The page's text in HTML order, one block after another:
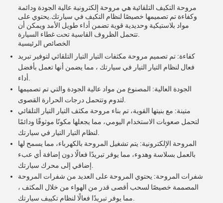
مروحة التكيف التلقائية هي مروحة إلكترونية عالية الجودة ودائمة
وكفاءة تم تصميمها خصيصًا لنظام التكيف في سيارتك.يحتوي على
مواد بلاستيكية وحديدية قوية تضمن أداء طويل الأمد ويمكن أن
الخصائص الرئيسية
كفاءة: تم تصميم مروحة مكثفات التيار التيار التلقائي لتوفير تبريد
فعال لنظام التيار التيار في سيارتك ، مما يضمن أنها تعمل بأفضل
الجودة العالية: المصنوع من مواد عالية الجودة والتي تم تصميمها
متينة: مع بنيتها القوية، تم بناء مروحة مكثف التيار التيار التلقائي
لتحمل صعوبات الاستخدام اليومي، مما يجعلها مكونًا موثوقًا ودائمًا
المروحة الإلكترونية: يتم تشغيل المروحة بالكهرباء، مما يسمح لها
بالعمل بسلاسة وهدوء، مما يوفر تبريدًا فعالًا دون إضافة أي عبء
شفرات المروحة: يحتوي المروحة على العديد من شفرات المروحة
المصممة خصيصًا لسحب أقصى قدر من الهواء من خلال المكثف ،